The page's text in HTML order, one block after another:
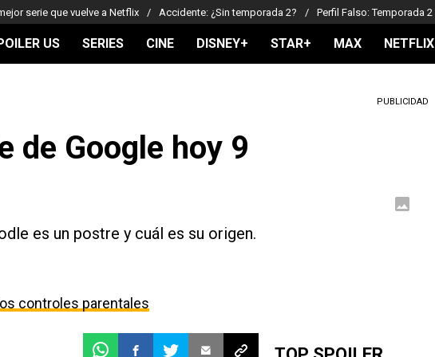
serie que vuelve a Netflix Accidente: ¿Sin temporada 2? Perfil Falso: Temporada 2
US SERIES CINE DISNEY+ STAR+ MAX NETFLIX
de Google hoy 9
es un postre y cuál es su origen.
controles parentales
PUBLICIDAD